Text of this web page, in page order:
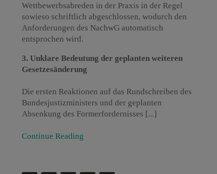
Wettbewerbsabreden in der Praxis in der Regel
sowieso schriftlich abgeschlossen, wodurch den
Anforderungen des NachwG automatisch
entsprochen wird.
3. Unklare Bedeutung der geplanten weiteren
Gesetzesänderung
Die ersten Reaktionen auf das Rundschreiben des
Bundesjustizministers und der geplanten
Absenkung des Formerfordernisses [...]
Continue Reading